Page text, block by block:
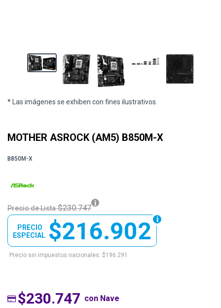
* Las imágenes se exhiben con fines ilustrativos.
MOTHER ASROCK (AM5) B850M-X
B850M-X
Precio de Lista $230.747
$216.902
PRECIO
ESPECIAL
Precio sin impuestos nacionales: $196.291
$230.747 con Nave